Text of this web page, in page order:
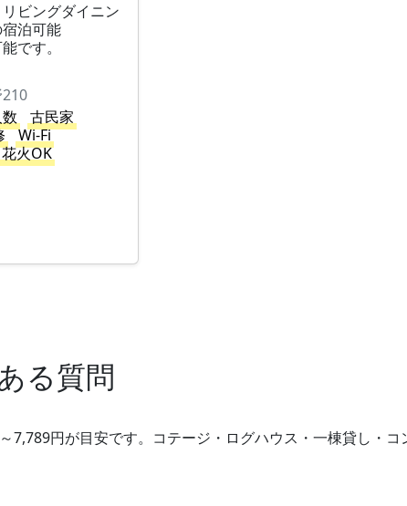
ングダイニン
宿泊可能
です。
古民家
Wi-Fi
花火OK
る質問
円が目安です。コテージ・ログハウス・一棟貸し・コ